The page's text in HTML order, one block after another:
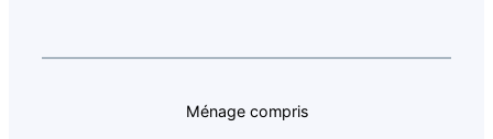
Ménage compris